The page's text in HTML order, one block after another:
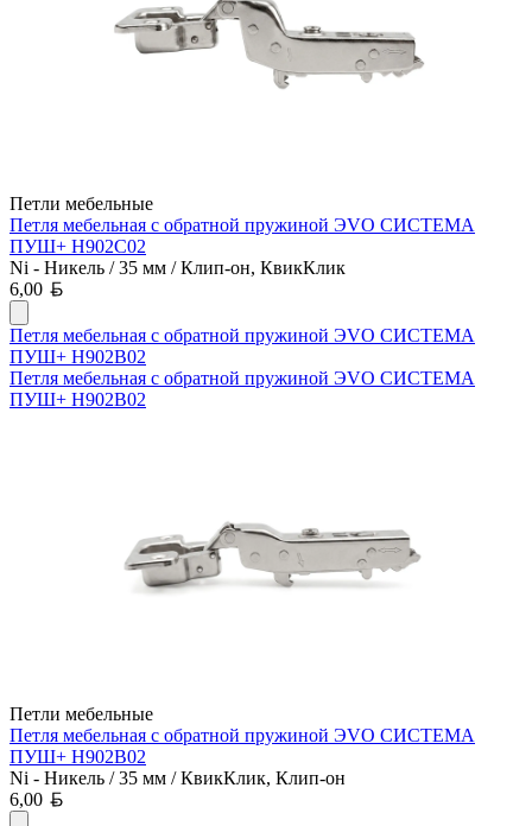
Петли мебельные
Петля мебельная с обратной пружиной ЭVO СИСТЕМА
ПУШ+ H902C02
Ni - Никель / 35 мм / Клип-он, КвикКлик
6,00
Петля мебельная с обратной пружиной ЭVO СИСТЕМА
ПУШ+ H902B02
Петля мебельная с обратной пружиной ЭVO СИСТЕМА
ПУШ+ H902B02
Петли мебельные
Петля мебельная с обратной пружиной ЭVO СИСТЕМА
ПУШ+ H902B02
Ni - Никель / 35 мм / КвикКлик, Клип-он
6,00